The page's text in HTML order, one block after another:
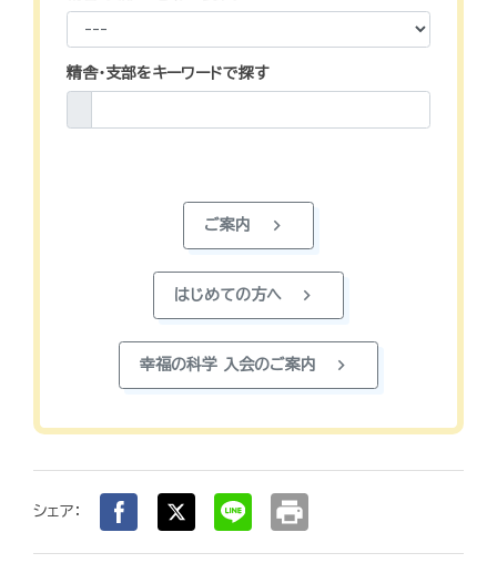
精舎・支部をキーワードで探す
ご案内 chevron_right
はじめての方へ chevron_right
幸福の科学 入会のご案内 chevron_right
シェア： print